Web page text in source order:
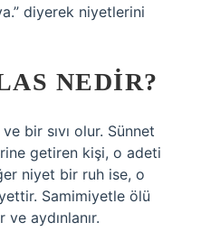
diyerek niyetlerini
NEDIR?
bir sıvı olur. Sünnet
getiren kişi, o adeti
niyet bir ruh ise, o
Samimiyetle ölü
ve aydınlanır.